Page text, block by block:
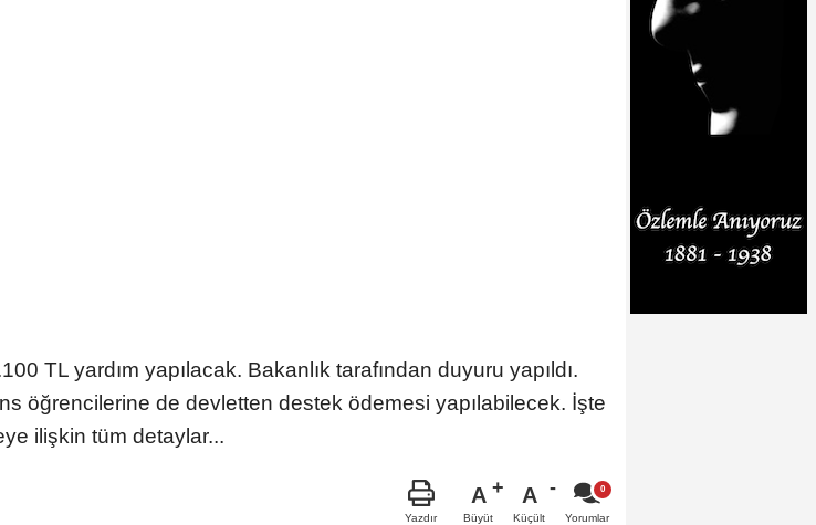
TL yardım yapılacak. Bakanlık tarafından duyuru yapıldı.
öğrencilerine de devletten destek ödemesi yapılabilecek. İşte
ilişkin tüm detaylar...
Yazdır
A
Büyüt
A
Küçült Yorumlar